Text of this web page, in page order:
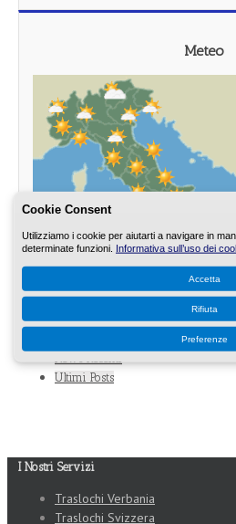
Meteo
Ultimi Posts
I Nostri Servizi
Traslochi Verbania
Traslochi Svizzera
Cookie Consent
Utilizziamo i cookie per aiutarti a navigare in
determinate funzioni. Informativa sull’uso dei
Accetta
Rifiuta
Preferenze